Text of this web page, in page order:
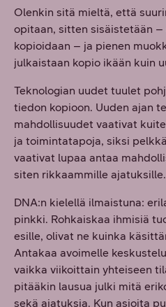
Olenkin sitä mieltä, että
opitaan, sitten sisäistetään –
kopioidaan – ja pienen
julkaistaan kopio ikään kuin
Teknologian uudet tuulet
tiedon kopioon. Uuden ajan
mahdollisuudet vaativat
ja toimintatapoja, siksi
vaativat lupaa antaa
siten rikkaammille ajatuksille.
DNA:n kielellä ilmaistuna:
pinkki. Rohkaiskaa ihmisiä
esille, olivat ne kuinka
Antakaa avoimelle
vaikka viikoittain yhteiseen
pitääkin lausua julki mitä
sekä ajatuksia. Kun asioita